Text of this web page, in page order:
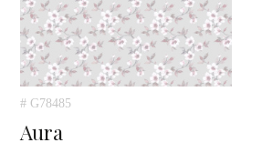
# G78485
Aura